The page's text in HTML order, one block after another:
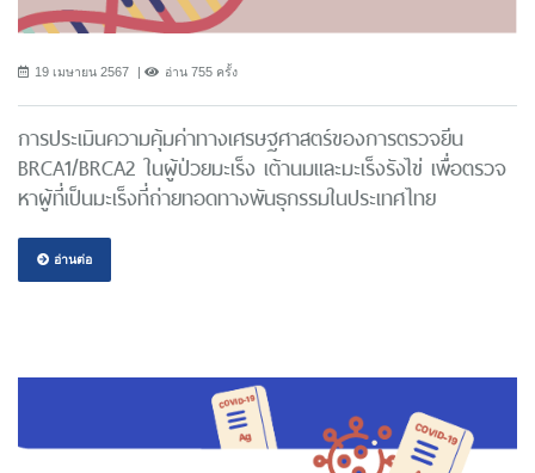
19 เมษายน 2567 อ่าน 755 ครั้ง
การประเมินความคุ้มค่าทางเศรษฐศาสตร์ของการตรวจยีน
BRCA1/BRCA2 ในผู้ป่วยมะเร็ง เต้านมและมะเร็งรังไข่ เพื่อตรวจ
หาผู้ที่เป็นมะเร็งที่ถ่ายทอดทางพันธุกรรมในประเทศไทย
อ่านต่อ